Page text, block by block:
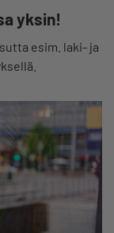
yksin!
esim. laki- ja